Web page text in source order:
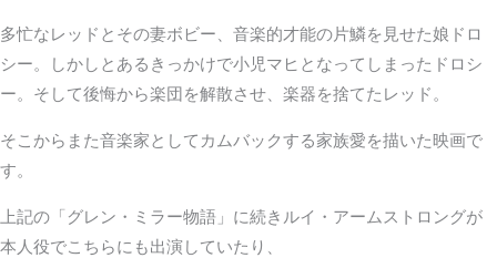
多忙なレッドとその妻ボビー、音楽的才能の片鱗を見せた娘ドロ
シー。しかしとあるきっかけで小児マヒとなってしまったドロシ
ー。そして後悔から楽団を解散させ、楽器を捨てたレッド。
そこからまた音楽家としてカムバックする家族愛を描いた映画で
す。
上記の「グレン・ミラー物語」に続きルイ・アームストロングが
本人役でこちらにも出演していたり、